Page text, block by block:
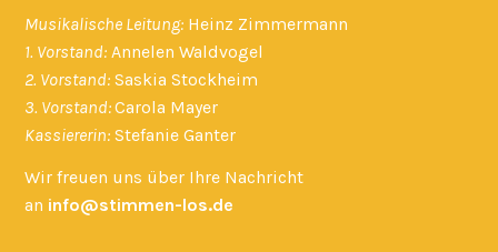
Musikalische Leitung: Heinz Zimmermann
1. Vorstand: Annelen Waldvogel
2. Vorstand: Saskia Stockheim
3. Vorstand:Carola Mayer
Kassiererin: Stefanie Ganter
Wir freuen uns über Ihre Nachricht
an info@stimmen-los.de